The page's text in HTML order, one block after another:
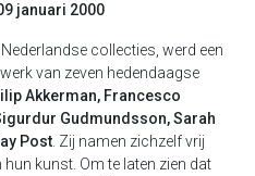
januari 2000
collecties, werd een
van zeven hedendaagse
Akkerman, Francesco
Gudmundsson, Sarah
Post . Zij namen zichzelf vrij
kunst. Om te laten zien dat